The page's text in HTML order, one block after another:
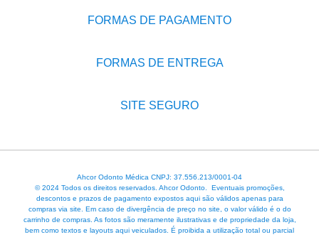
FORMAS DE PAGAMENTO
FORMAS DE ENTREGA
SITE SEGURO
Ahcor Odonto Médica CNPJ: 37.556.213/0001-04
© 2024 Todos os direitos reservados. Ahcor Odonto. Eventuais promoções,
descontos e prazos de pagamento expostos aqui são válidos apenas para
compras via site. Em caso de divergência de preço no site, o valor válido é o do
carrinho de compras. As fotos são meramente ilustrativas e de propriedade da loja,
bem como textos e layouts aqui veiculados. É proibida a utilização total ou parcial